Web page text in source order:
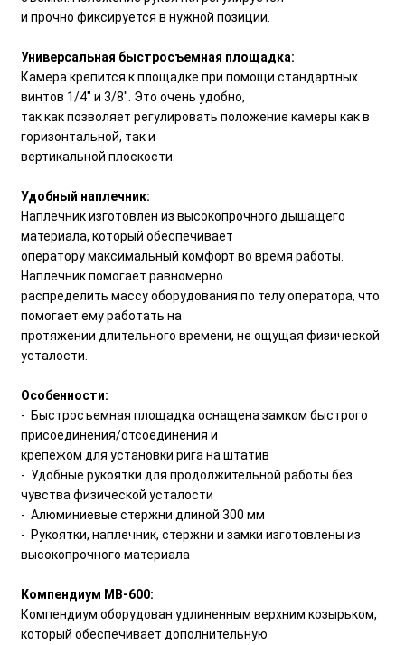
и прочно фиксируется в нужной позиции.
Универсальная быстросъемная площадка:
Камера крепится к площадке при помощи стандартных
винтов 1/4" и 3/8". Это очень удобно,
так как позволяет регулировать положение камеры как в
горизонтальной, так и
вертикальной плоскости.
Удобный наплечник:
Наплечник изготовлен из высокопрочного дышащего
материала, который обеспечивает
оператору максимальный комфорт во время работы.
Наплечник помогает равномерно
распределить массу оборудования по телу оператора, что
помогает ему работать на
протяжении длительного времени, не ощущая физической
усталости.
Особенности:
- Быстросъемная площадка оснащена замком быстрого
присоединения/отсоединения и
крепежом для установки рига на штатив
- Удобные рукоятки для продолжительной работы без
чувства физической усталости
- Алюминиевые стержни длиной 300 мм
- Рукоятки, наплечник, стержни и замки изготовлены из
высокопрочного материала
Компендиум MB-600:
Компендиум оборудован удлиненным верхним козырьком,
который обеспечивает дополнительную